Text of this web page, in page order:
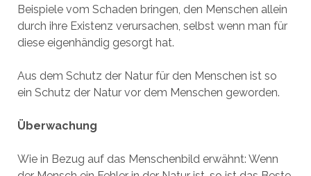
Beispiele vom Schaden bringen, den Menschen allein
durch ihre Existenz verursachen, selbst wenn man für
diese eigenhändig gesorgt hat.
Aus dem Schutz der Natur für den Menschen ist so
ein Schutz der Natur vor dem Menschen geworden.
Überwachung
Wie in Bezug auf das Menschenbild erwähnt: Wenn